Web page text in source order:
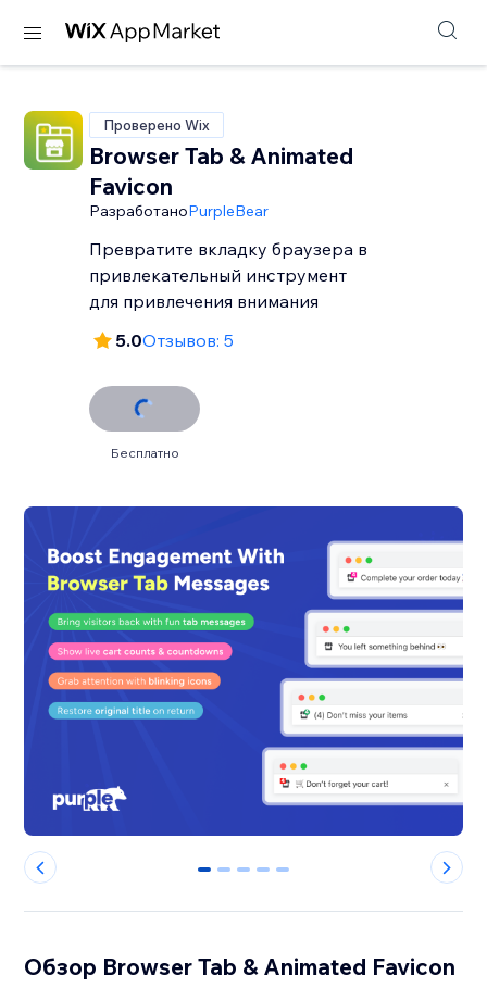
Проверено Wix
Browser Tab & Animated
Favicon
РазработаноPurpleBear
Превратите вкладку браузера в
привлекательный инструмент
для привлечения внимания
5.0Отзывов: 5
Бесплатно
0 1 2 3 4
Обзор Browser Tab & Animated Favicon